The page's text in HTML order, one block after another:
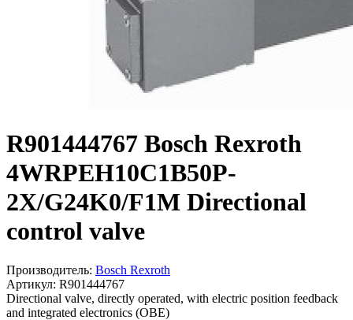
R901444767 Bosch Rexroth
4WRPEH10C1B50P-
2X/G24K0/F1M Directional
control valve
Производитель: Bosch Rexroth
Артикул: R901444767
Directional valve, directly operated, with electric position feedback
and integrated electronics (OBE)